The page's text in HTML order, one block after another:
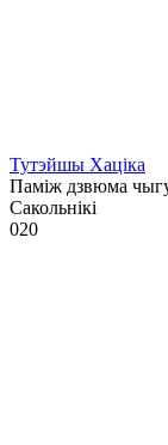
Тутэйшы Хаціка
Паміж дзвюма
Сакольнікі
020